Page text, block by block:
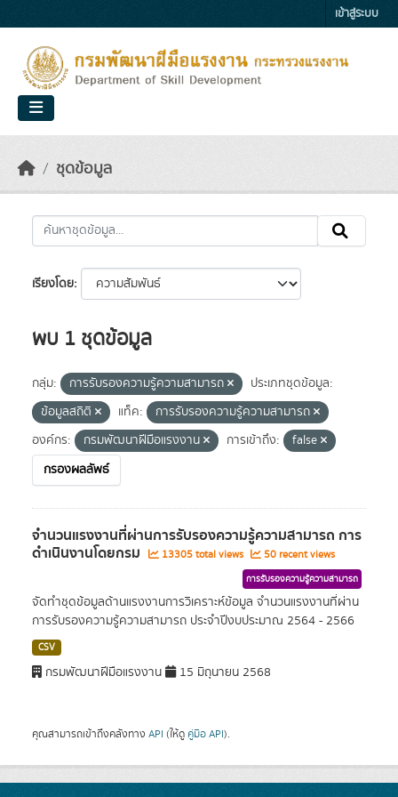
เข้าสู่ระบบ
ชุดข้อมูล
เรียงโดย
พบ 1 ชุดข้อมูล
กลุ่ม: การรับรองความรู้ความสามารถ
ประเภทชุดข้อมูล:
ข้อมูลสถิติ
แท็ค:
การรับรองความรู้ความสามารถ
องค์กร:
กรมพัฒนาฝีมือแรงงาน การเข้าถึง:
false
กรองผลลัพธ์
จำนวนแรงงานที่ผ่านการรับรองความรู้ความสามารถ การ
ดำเนินงานโดยกรม 13305 total views 50 recent views
การรับรองความรู้ความสามารถ
จัดทำชุดข้อมูลด้านแรงงานการวิเคราะห์ข้อมูล จำนวนแรงงานที่ผ่าน
การรับรองความรู้ความสามารถ ประจำปีงบประมาณ 2564 - 2566
CSV
กรมพัฒนาฝีมือแรงงาน 15 มิถุนายน 2568
คุณสามารถเข้าถึงคลังทาง API (ให้ดู คู่มือ API).